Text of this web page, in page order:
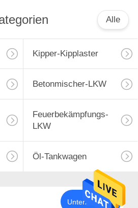
Alle
Kipper-Kipplaster
Betonmischer-LKW
Feuerbekämpfungs-
LKW
Öl-Tankwagen
Unterzeichnen